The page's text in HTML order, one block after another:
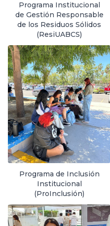
Programa Institucional
de Gestión Responsable
de los Residuos Sólidos
(ResiUABCS)
Programa de Inclusión
Institucional
(ProInclusión)